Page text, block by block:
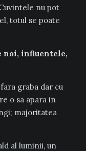
nu pot
totul se poate
noi, influentele,
graba dar cu
o sa apara in
majoritatea
al luminii, un